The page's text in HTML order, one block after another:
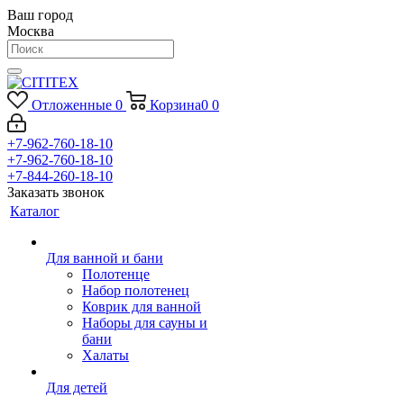
Ваш город
Москва
Отложенные 0 Корзина0 0
+7-962-760-18-10
+7-962-760-18-10
+7-844-260-18-10
Заказать звонок
Каталог
Для ванной и бани
Полотенце
Набор полотенец
Коврик для ванной
Наборы для сауны и
бани
Халаты
Для детей